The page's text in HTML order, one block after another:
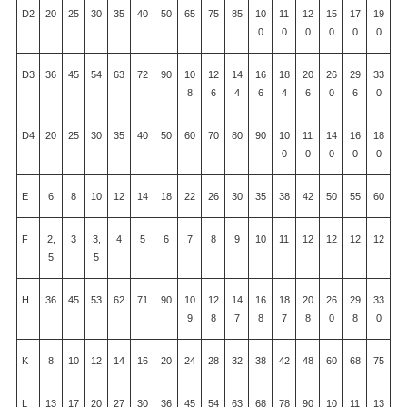
D2 20 25 30 35 40 50 65 75 85
10
0
11
0
12
0
15
0
17
0
19
0
D3 36 45 54 63 72 90
10
8
12
6
14
4
16
6
18
4
20
6
26
0
29
6
33
0
D4 20 25 30 35 40 50 60 70 80 90
10
0
11
0
14
0
16
0
18
0
E 6 8 10 12 14 18 22 26 30 35 38 42 50 55 60
F
2,
5
3
3,
5
4 5 6 7 8 9 10 11 12 12 12 12
H 36 45 53 62 71 90
10
9
12
8
14
7
16
8
18
7
20
8
26
0
29
8
33
0
K 8 10 12 14 16 20 24 28 32 38 42 48 60 68 75
L 13 17 20 27 30 36 45 54 63 68 78 90 10 11 13